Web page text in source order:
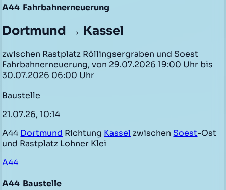
A44 Fahrbahnerneuerung
Dortmund → Kassel
zwischen Rastplatz Röllingsergraben und Soest
Fahrbahnerneuerung, von 29.07.2026 19:00 Uhr bis
30.07.2026 06:00 Uhr
Baustelle
21.07.26, 10:14
A44 Dortmund Richtung Kassel zwischen Soest-Ost
und Rastplatz Lohner Klei
A44
A44 Baustelle